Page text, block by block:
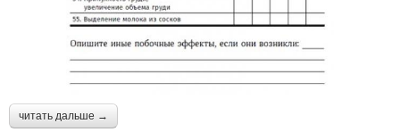
читать дальше →